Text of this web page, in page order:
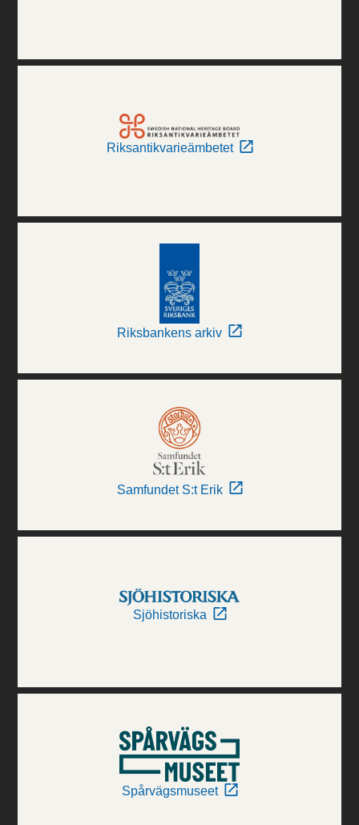
Riksantikvarieämbetet
Riksbankens arkiv
Samfundet S:t Erik
Sjöhistoriska
Spårvägsmuseet